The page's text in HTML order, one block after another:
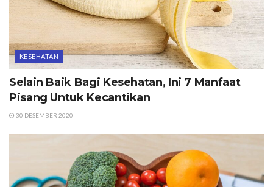
KESEHATAN
Selain Baik Bagi Kesehatan, Ini 7 Manfaat
Pisang Untuk Kecantikan
30 DESEMBER 2020